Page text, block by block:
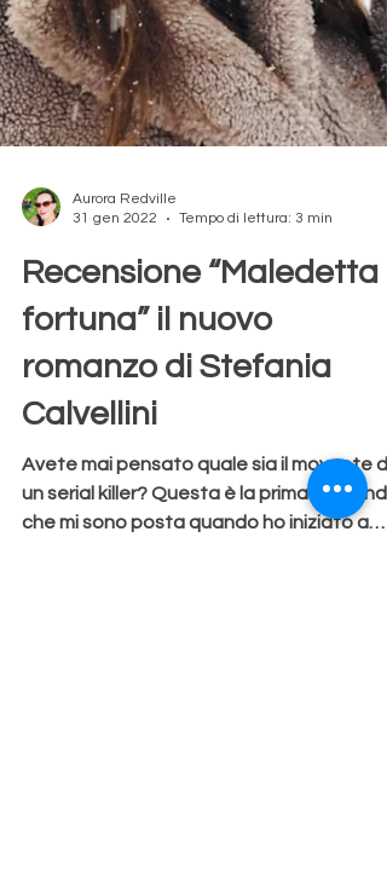
Aurora Redville
31 gen 2022
Recensione “Maledetta
fortuna” il nuovo